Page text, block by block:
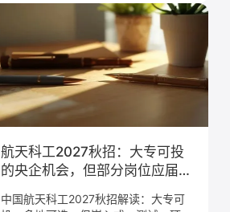
航天科工2027秋招：大专可投
的央企机会，但部分岗位应届生
中国航天科工2027秋招解读：大专可